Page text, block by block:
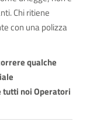
Chi ritiene
con una polizza
qualche
tutti noi Operatori